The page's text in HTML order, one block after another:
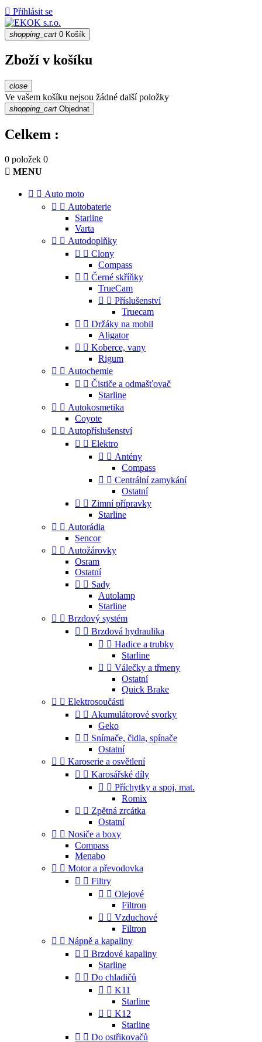
 Přihlásit se
shopping_cart 0 Košík
Zboží v košíku
close
Ve vašem košíku nejsou žádné další položky
shopping_cart Objednat
Celkem :
0 položek 0
 MENU
  Auto moto
  Autobaterie
Starline
Varta
  Autodoplňky
  Clony
Compass
  Černé skříňky
TrueCam
  Příslušenství
Truecam
  Držáky na mobil
Aligator
  Koberce, vany
Rigum
  Autochemie
  Čističe a odmašťovač
Starline
  Autokosmetika
Coyote
  Autopříslušenství
  Elektro
  Antény
Compass
  Centrální zamykání
Ostatní
  Zimní přípravky
Starline
  Autorádia
Sencor
  Autožárovky
Osram
Ostatní
  Sady
Autolamp
Starline
  Brzdový systém
  Brzdová hydraulika
  Hadice a trubky
Starline
  Válečky a třmeny
Ostatní
Quick Brake
  Elektrosoučásti
  Akumulátorové svorky
Geko
  Snímače, čidla, spínače
Ostatní
  Karoserie a osvětlení
  Karosářské díly
  Příchytky a spoj. mat.
Romix
  Zpětná zrcátka
Ostatní
  Nosiče a boxy
Compass
Menabo
  Motor a převodovka
  Filtry
  Olejové
Filtron
  Vzduchové
Filtron
  Nápně a kapaliny
  Brzdové kapaliny
Starline
  Do chladičů
  K11
Starline
  K12
Starline
  Do ostřikovačů